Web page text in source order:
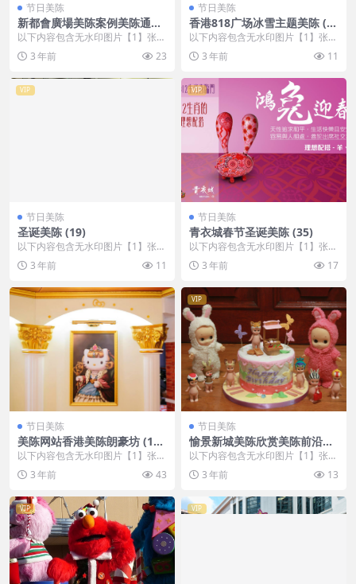
节日美陈
新都會廣場美陈案例美陈通宝
美陈网站 (1)
以下内容包含无水印图片【1】张
，开通会员无障碍浏览 开通VIP会
员 3 年前 23
节日美陈
香港818广场冰雪主题美陈 (1
1)成都市什么叫美陈设计
以下内容包含无水印图片【1】张
，开通会员无障碍浏览 开通VIP会
员 3 年前 11
VIP
节日美陈
圣诞美陈 (19)
以下内容包含无水印图片【1】张
，开通会员无障碍浏览 开通VIP会
员 3 年前 11
VIP
节日美陈
青衣城春节圣诞美陈 (35)
以下内容包含无水印图片【1】张
，开通会员无障碍浏览 开通VIP会
员 3 年前 17
节日美陈
美陈网站香港美陈朗豪坊 (16
7)
以下内容包含无水印图片【1】张
，开通会员无障碍浏览 开通VIP会
员 3 年前 43
VIP
节日美陈
愉景新城美陈欣赏美陈前沿网
(65)
以下内容包含无水印图片【1】张
，开通会员无障碍浏览 开通VIP会
员 3 年前 13
VIP VIP